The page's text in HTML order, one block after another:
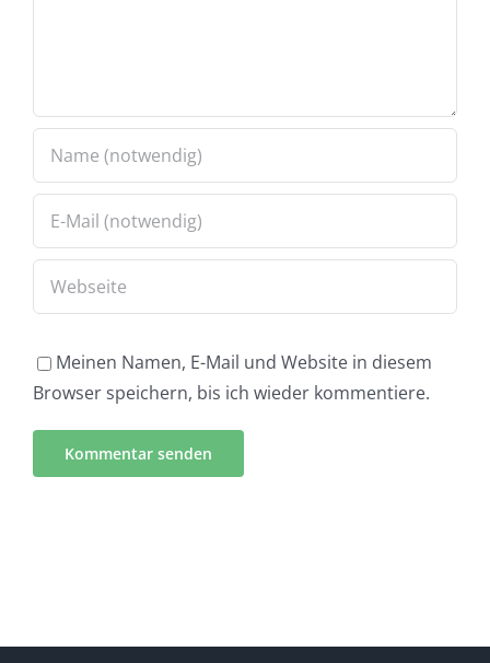
Meinen Namen, E-Mail und Website in diesem
Browser speichern, bis ich wieder kommentiere.